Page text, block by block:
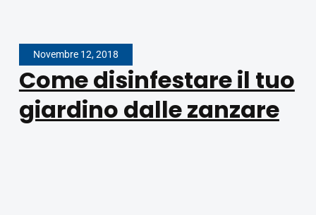
Novembre 12, 2018
Come disinfestare il tuo
giardino dalle zanzare